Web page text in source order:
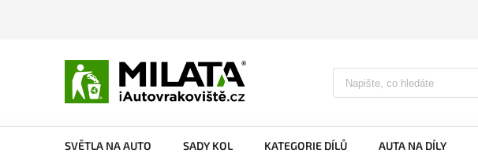
SVĚTLA NA AUTO SADY KOL KATEGORIE DÍLŮ AUTA NA DÍLY